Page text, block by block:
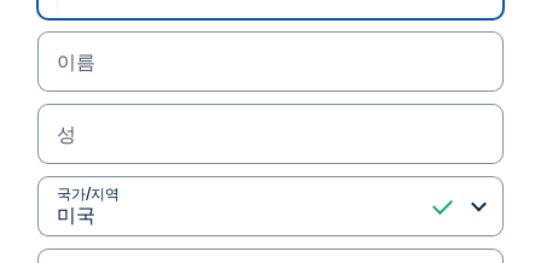
퀵 데모
AI-Powered ERP: The
Workday Platform
이름
성
국가/지역